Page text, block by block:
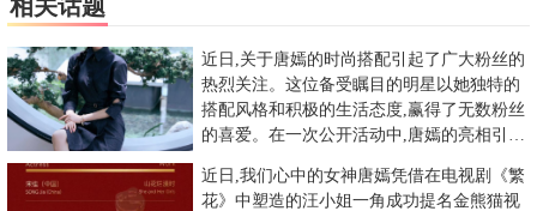
相关话题
近日,关于唐嫣的时尚搭配引起了广大粉丝的
热烈关注。这位备受瞩目的明星以她独特的
搭配风格和积极的生活态度,赢得了无数粉丝
的喜爱。在一次公开活动中,唐嫣的亮相引起
近日,我们心中的女神唐嫣凭借在电视剧《繁
花》中塑造的汪小姐一角成功提名金熊猫视